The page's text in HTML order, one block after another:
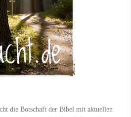
die Botschaft der Bibel mit aktuellen